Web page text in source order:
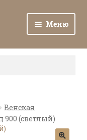
Меню
Венская
900 (светлый)